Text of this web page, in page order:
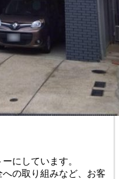
にしています。
の取り組みなど、お客